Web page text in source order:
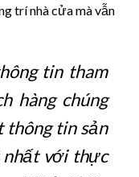
trí nhà cửa mà vẫn
tin tham
hàng chúng
thông tin sản
với thực